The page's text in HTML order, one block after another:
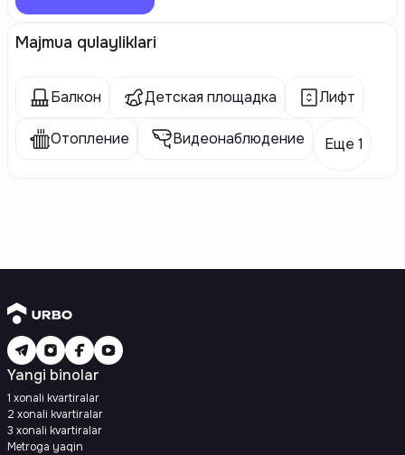
Majmua qulayliklari
Балкон Детская площадка Лифт
Отопление Видеонаблюдение Еще 1
Yangi binolar
1 xonali kvartiralar
2 xonali kvartiralar
3 xonali kvartiralar
Metroga yaqin